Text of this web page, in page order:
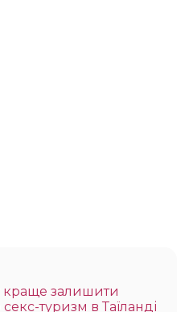
залишити
туризм в Таїланді